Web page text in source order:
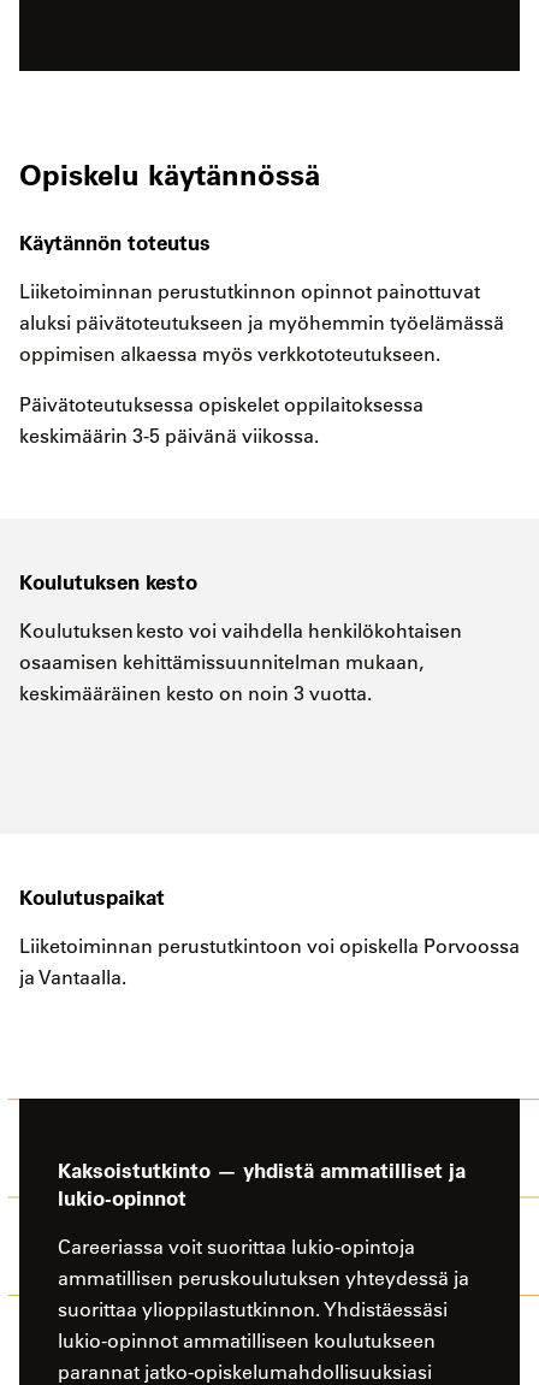
Opiskelu käytännössä
Käytännön toteutus
Liiketoiminnan perustutkinnon opinnot painottuvat
aluksi päivätoteutukseen ja myöhemmin työelämässä
oppimisen alkaessa myös verkkototeutukseen.
Päivätoteutuksessa opiskelet oppilaitoksessa
keskimäärin 3-5 päivänä viikossa.
Koulutuksen kesto
Koulutuksen kesto voi vaihdella henkilökohtaisen
osaamisen kehittämissuunnitelman mukaan,
keskimääräinen kesto on noin 3 vuotta.
Koulutuspaikat
Liiketoiminnan perustutkintoon voi opiskella Porvoossa
ja Vantaalla.
Kaksoistutkinto — yhdistä ammatilliset ja
lukio-opinnot
Careeriassa voit suorittaa lukio-opintoja
ammatillisen peruskoulutuksen yhteydessä ja
suorittaa ylioppilastutkinnon. Yhdistäessäsi
lukio-opinnot ammatilliseen koulutukseen
parannat jatko-opiskelumahdollisuuksiasi